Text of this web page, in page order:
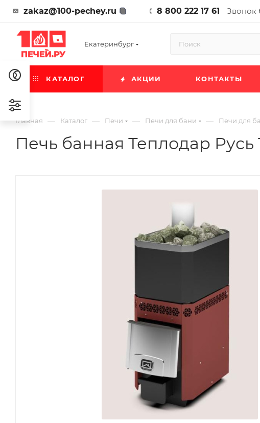
zakaz@100-pechey.ru 8 800 222 17 61 Звонок
Екатеринбург
КАТАЛОГ АКЦИИ КОНТАКТЫ
Главная — Каталог — Печи — Печи для бани — Печи для
Печь банная Теплодар Русь